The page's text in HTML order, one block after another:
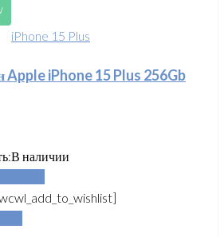
iPhone 15 Plus
Apple iPhone 15 Plus 256Gb
В наличии